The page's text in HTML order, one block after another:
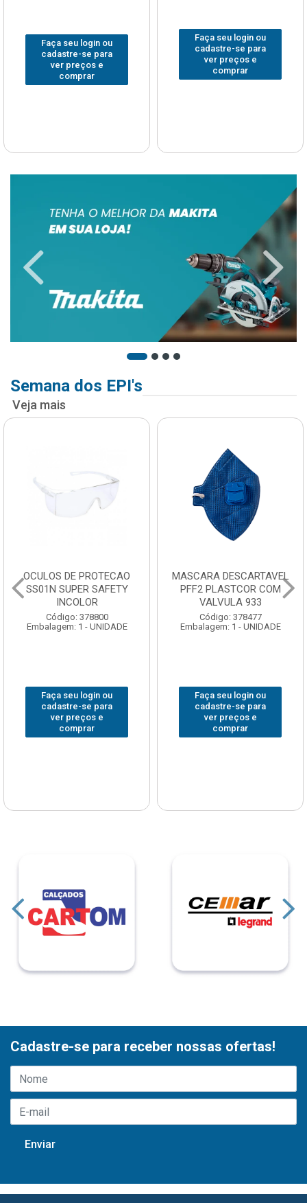
Faça seu login ou
cadastre-se para
ver preços e
comprar
Faça seu login ou
cadastre-se para
ver preços e
comprar
Semana dos EPI's
Veja mais
OCULOS DE PROTECAO
SS01N SUPER SAFETY
INCOLOR
Código: 378800
Embalagem: 1 - UNIDADE
Faça seu login ou
cadastre-se para
ver preços e
comprar
MASCARA DESCARTAVEL
PFF2 PLASTCOR COM
VALVULA 933
Código: 378477
Embalagem: 1 - UNIDADE
Faça seu login ou
cadastre-se para
ver preços e
comprar
Cadastre-se para receber nossas ofertas!